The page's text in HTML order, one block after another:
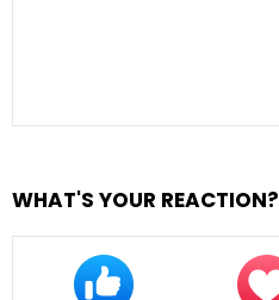
WHAT'S YOUR REACTION?